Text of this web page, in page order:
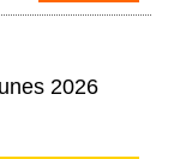
2026